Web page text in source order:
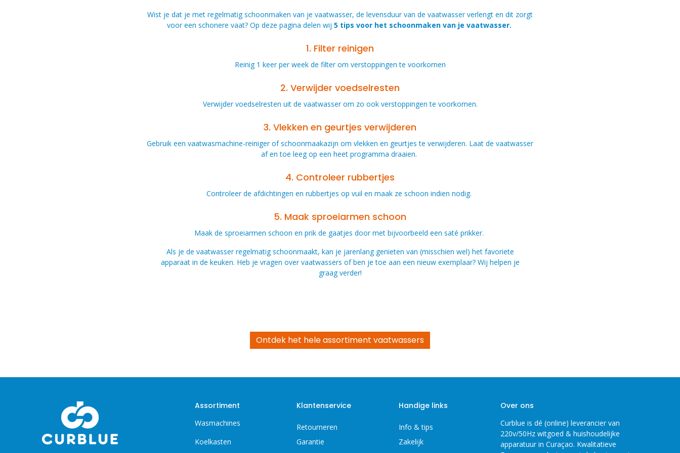
Wist je dat je met regelmatig schoonmaken van je vaatwasser, de levensduur van de vaatwasser verlengt en dit zorgt
voor een schonere vaat? Op deze pagina delen wij 5 tips voor het schoonmaken van je vaatwasser.
1. Filter reinigen
Reinig 1 keer per week de filter om verstoppingen te voorkomen
2. Verwijder voedselresten
Verwijder voedselresten uit de vaatwasser om zo ook verstoppingen te voorkomen.
3. Vlekken en geurtjes verwijderen
Gebruik een vaatwasmachine-reiniger of schoonmaakazijn om vlekken en geurtjes te verwijderen. Laat de vaatwasser
af en toe leeg op een heet programma draaien.
4. Controleer rubbertjes
Controleer de afdichtingen en rubbertjes op vuil en maak ze schoon indien nodig.
5. Maak sproeiarmen schoon
Maak de sproeiarmen schoon en prik de gaatjes door met bijvoorbeeld een saté prikker.
Als je de vaatwasser regelmatig schoonmaakt, kan je jarenlang genieten van (misschien wel) het favoriete
apparaat in de keuken. Heb je vragen over vaatwassers of ben je toe aan een nieuw exemplaar? Wij helpen je
graag verder!
Ontdek het hele assortiment vaatwassers
Assortiment
Wasmachines
Koelkasten
Klantenservice
Retourneren
Garantie
Handige links
Info & tips
Zakelijk
Over ons
Curblue is dé (online) leverancier van
220v/50Hz witgoed & huishoudelijke
apparatuur in Curaçao. Kwalitatieve